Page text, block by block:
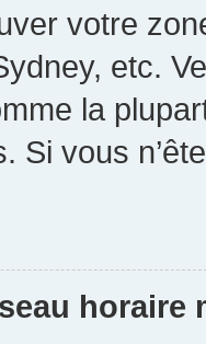
votre
etc.
la
Si vous
horaire